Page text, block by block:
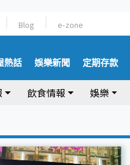
Blog e-zone
熱話 娛樂新聞 定期存款
飲食情報 娛樂